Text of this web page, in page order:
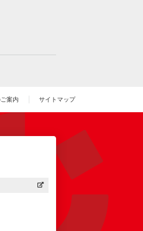
案内 サイトマップ
を開きます）